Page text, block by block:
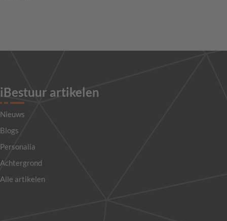
iBestuur artikelen
Nieuws
Blogs
Personalia
Achtergrond
Alle artikelen